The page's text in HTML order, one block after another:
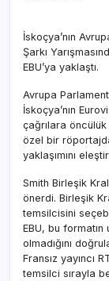
İskoçya’nın
Şarkı
EBU’ya yaklaştı.
Avrupa
İskoçya’nın
çağrılara
özel bir
yaklaşımını
Smith Birleşik
önerdi. Birleşik
temsilcisini
EBU, bu
olmadığını
Fransız yayıncı
temsilci sırayla